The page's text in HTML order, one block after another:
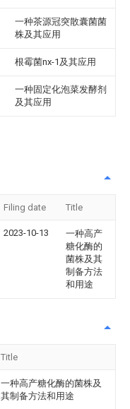
一种茶源冠突散囊菌菌
株及其应用
根霉菌nx-1及其应用
一种固定化泡菜发酵剂
及其应用
Filing date Title
2023-10-13
一种高产
糖化酶的
菌株及其
制备方法
和用途
Title
一种高产糖化酶的菌株及
其制备方法和用途